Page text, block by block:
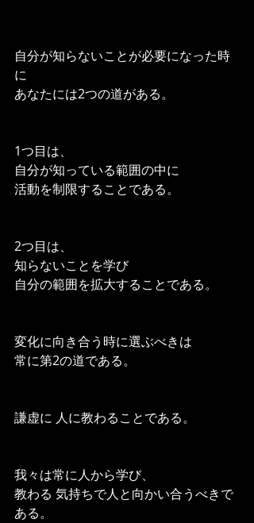
自分が知らないことが必要になった時
に
あなたには2つの道がある。
1つ目は、
自分が知っている範囲の中に
活動を制限することである。
2つ目は、
知らないことを学び
自分の範囲を拡大することである。
変化に向き合う時に選ぶべきは
常に第2の道である。
謙虚に 人に教わることである。
我々は常に人から学び、
教わる 気持ちで人と向かい合うべきで
ある。